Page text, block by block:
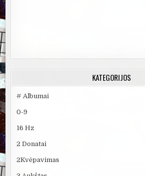
KATEGORIJOS
# Albumai
0-9
16 Hz
2 Donatai
2Kvėpavimas